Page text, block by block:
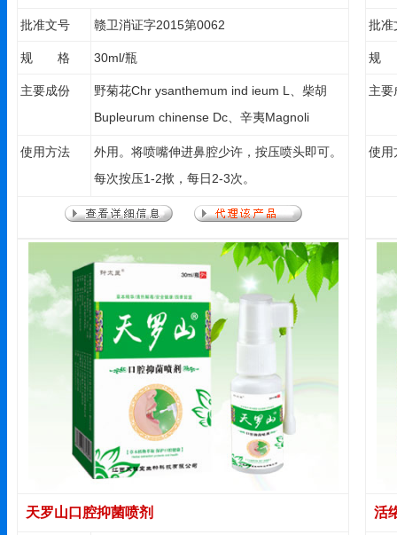
批准文号 赣卫消证字2015第0062
规 格 30ml/瓶
主要成份
野菊花Chr ysanthemum ind ieum L、柴胡
Bupleurum chinense Dc、辛夷Magnoli
biondii、鹅不食草Cent-ipcsaninima（L）、
防风Wind、白芷Angelica daburica（Fisch.ex
（0.01-0.3％）。
使用方法
外用。将喷嘴伸进鼻腔少许，按压喷头即可。
每次按压1-2揿，每日2-3次。
批准
规
主要
使用
天罗山口腔抑菌喷剂 活